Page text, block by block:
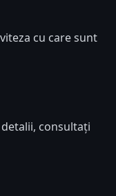
cu care sunt
consultați